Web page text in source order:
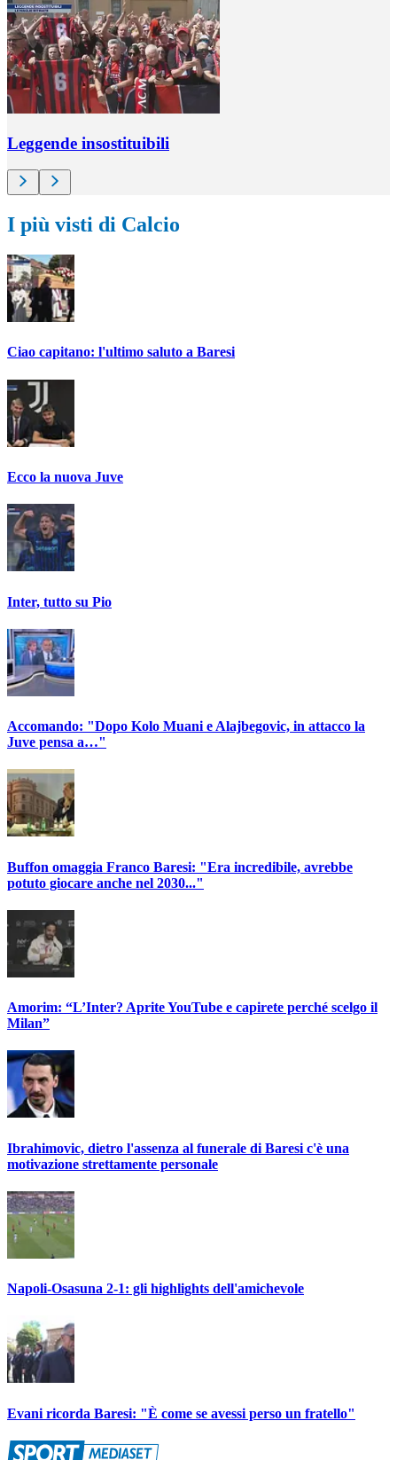
Leggende insostituibili
I più visti di Calcio
Ciao capitano: l'ultimo saluto a Baresi
Ecco la nuova Juve
Inter, tutto su Pio
Accomando: "Dopo Kolo Muani e Alajbegovic, in attacco la
Juve pensa a…"
Buffon omaggia Franco Baresi: "Era incredibile, avrebbe
potuto giocare anche nel 2030..."
Amorim: “L’Inter? Aprite YouTube e capirete perché scelgo il
Milan”
Ibrahimovic, dietro l'assenza al funerale di Baresi c'è una
motivazione strettamente personale
Napoli-Osasuna 2-1: gli highlights dell'amichevole
Evani ricorda Baresi: "È come se avessi perso un fratello"